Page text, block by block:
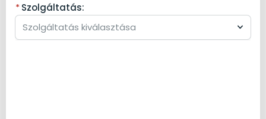
Szolgáltatás:
Szolgáltatás kiválasztása